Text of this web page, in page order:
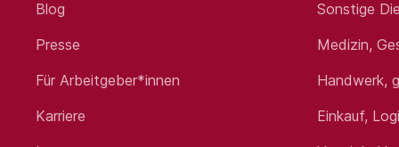
Blog
Presse
Für Arbeitgeber*innen
Karriere
Sonstige
Medizin,
Handwerk,
Einkauf,